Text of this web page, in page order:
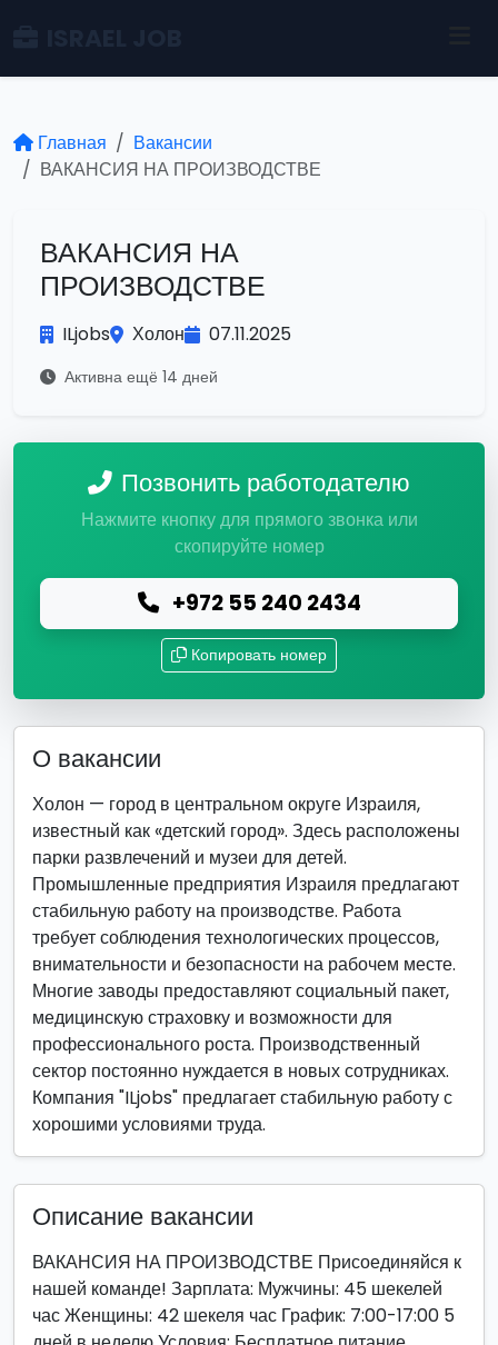
Главная
Вакансии
ВАКАНСИЯ НА ПРОИЗВОДСТВЕ
ВАКАНСИЯ НА
ПРОИЗВОДСТВЕ
ILjobs Холон 07.11.2025
Активна ещё 14 дней
Позвонить работодателю
Нажмите кнопку для прямого звонка или
скопируйте номер
+972 55 240 2434
Копировать номер
О вакансии
Холон — город в центральном округе Израиля,
известный как «детский город». Здесь расположены
парки развлечений и музеи для детей.
Промышленные предприятия Израиля предлагают
стабильную работу на производстве. Работа
требует соблюдения технологических процессов,
внимательности и безопасности на рабочем месте.
Многие заводы предоставляют социальный пакет,
медицинскую страховку и возможности для
профессионального роста. Производственный
сектор постоянно нуждается в новых сотрудниках.
Компания "ILjobs" предлагает стабильную работу с
хорошими условиями труда.
Описание вакансии
ВАКАНСИЯ НА ПРОИЗВОДСТВЕ Присоединяйся к
нашей команде! Зарплата: Мужчины: 45 шекелей
час Женщины: 42 шекеля час График: 7:00-17:00 5